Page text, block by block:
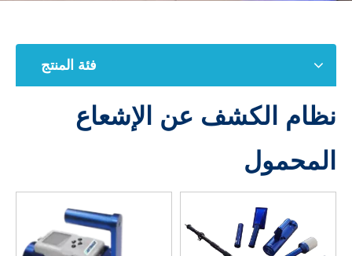
فئة المنتج
نظام الكشف عن الإشعاع
المحمول